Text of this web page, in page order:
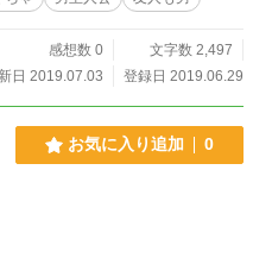
感想数 0
文字数 2,497
日 2019.07.03
登録日 2019.06.29
お気に入り追加 0